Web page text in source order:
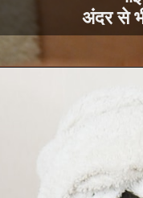
अंदर से